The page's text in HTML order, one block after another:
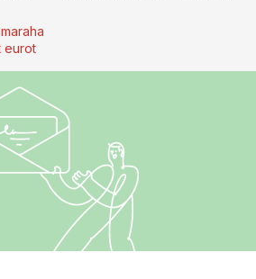
eurot